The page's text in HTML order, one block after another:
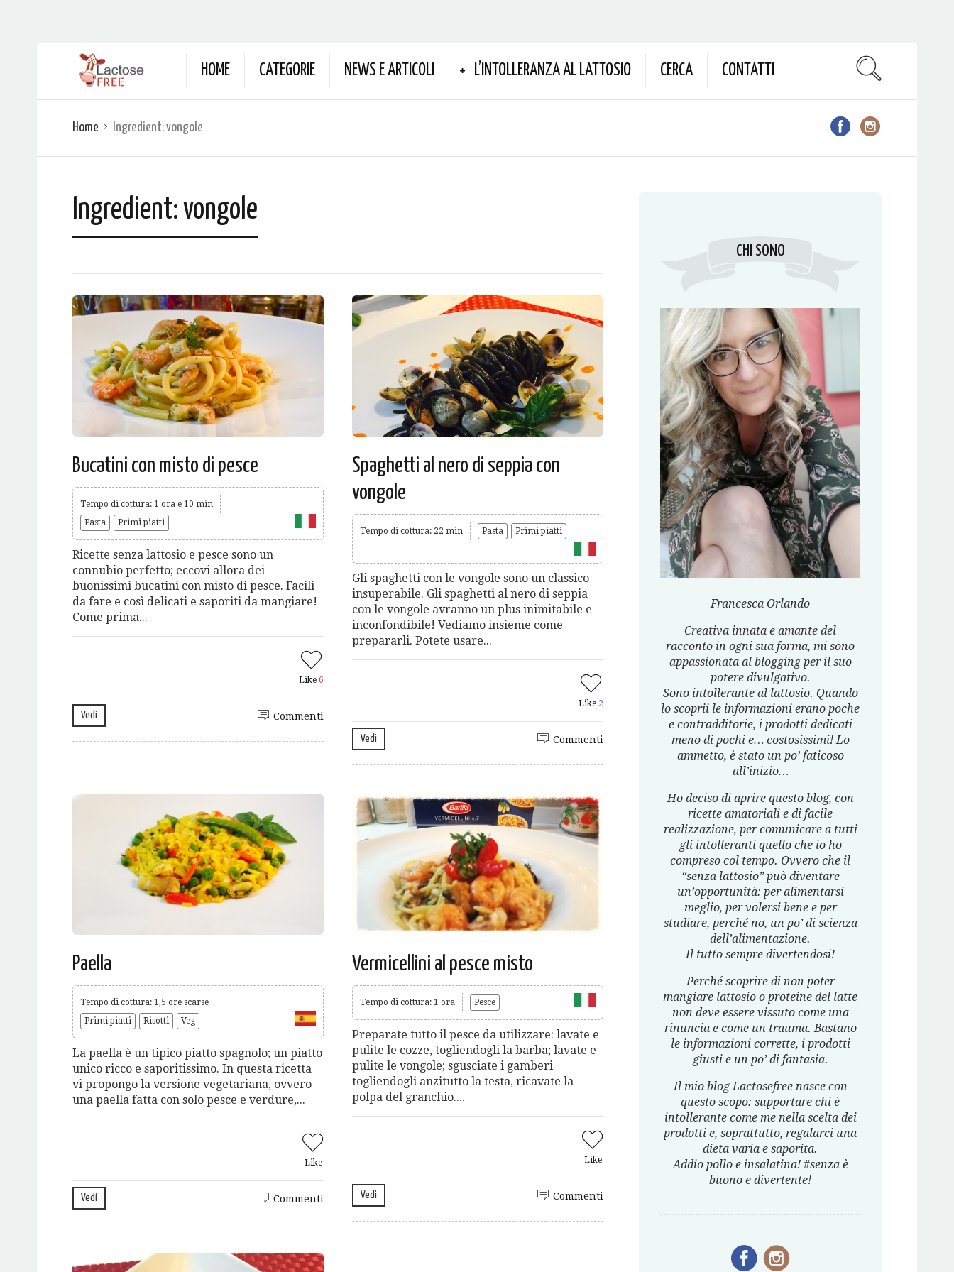
HOME CATEGORIE NEWS E ARTICOLI L’INTOLLERANZA AL LATTOSIO CERCA CONTATTI
Home Ingredient:vongole
Ingredient:vongole
Bucatini con misto di pesce
Tempo di cottura: 1 ora e 10 min
Pasta
Primi piatti
Ricette senza lattosio e pesce sono un
connubio perfetto; eccovi allora dei
buonissimi bucatini con misto di pesce. Facili
da fare e così delicati e saporiti da mangiare!
Come prima...
Like 6
Vedi Commenti
Spaghetti al nero di seppia con
vongole
Tempo di cottura: 22 min Pasta Primi piatti
Gli spaghetti con le vongole sono un classico
insuperabile. Gli spaghetti al nero di seppia
con le vongole avranno un plus inimitabile e
inconfondibile! Vediamo insieme come
prepararli. Potete usare...
Like 2
Vedi Commenti
Paella
Tempo di cottura: 1,5 ore scarse
Primi piatti
Risotti Veg
La paella è un tipico piatto spagnolo; un piatto
unico ricco e saporitissimo. In questa ricetta
vi propongo la versione vegetariana, ovvero
una paella fatta con solo pesce e verdure,...
Like
Vedi Commenti
Vermicellini al pesce misto
Tempo di cottura: 1 ora Pesce
Preparate tutto il pesce da utilizzare: lavate e
pulite le cozze, togliendogli la barba; lavate e
pulite le vongole; sgusciate i gamberi
togliendogli anzitutto la testa, ricavate la
polpa del granchio....
Like
Vedi Commenti
CHI SONO
Francesca Orlando
Creativa innata e amante del
racconto in ogni sua forma, mi sono
appassionata al blogging per il suo
potere divulgativo.
Sono intollerante al lattosio. Quando
lo scoprii le informazioni erano poche
e contradditorie, i prodotti dedicati
meno di pochi e… costosissimi! Lo
ammetto, è stato un po’ faticoso
all’inizio…
Ho deciso di aprire questo blog, con
ricette amatoriali e di facile
realizzazione, per comunicare a tutti
gli intolleranti quello che io ho
compreso col tempo. Ovvero che il
“senza lattosio” può diventare
un’opportunità: per alimentarsi
meglio, per volersi bene e per
studiare, perché no, un po’ di scienza
dell’alimentazione.
Il tutto sempre divertendosi!
Perché scoprire di non poter
mangiare lattosio o proteine del latte
non deve essere vissuto come una
rinuncia e come un trauma. Bastano
le informazioni corrette, i prodotti
giusti e un po’ di fantasia.
Il mio blog Lactosefree nasce con
questo scopo: supportare chi è
intollerante come me nella scelta dei
prodotti e, soprattutto, regalarci una
dieta varia e saporita.
Addio pollo e insalatina! #senza è
buono e divertente!